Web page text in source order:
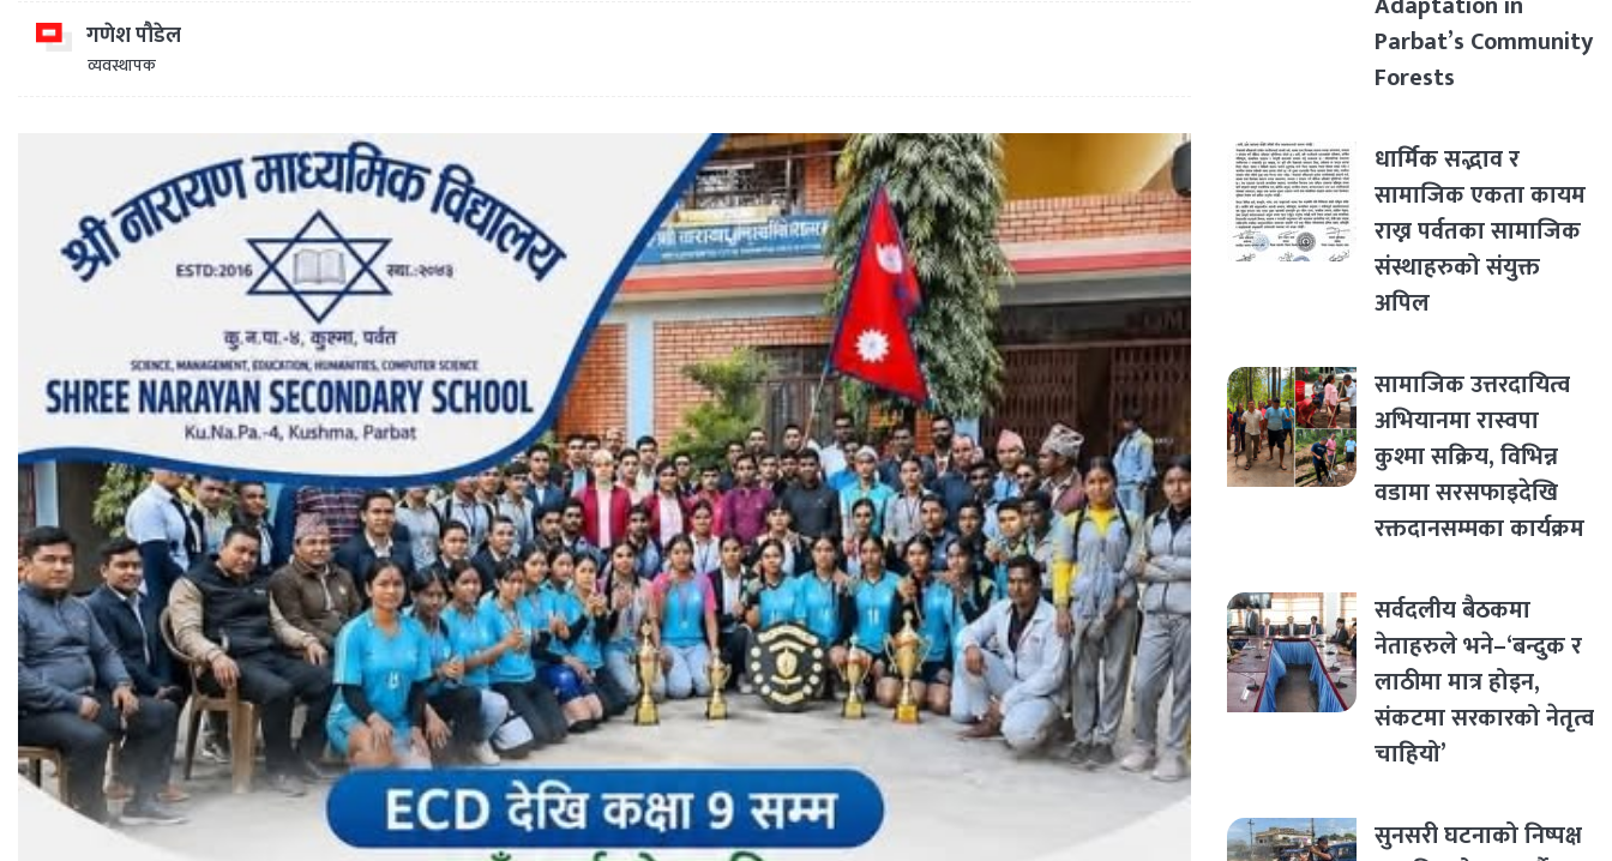
गणेश पौडेल
व्यवस्थापक
Parbat’s Community
Forests
धार्मिक सद्भाव र
सामाजिक एकता कायम
राख्न पर्वतका सामाजिक
संस्थाहरुको संयुक्त
अपिल
सामाजिक उत्तरदायित्व
अभियानमा रास्वपा
कुश्मा सक्रिय, विभिन्न
वडामा सरसफाइदेखि
रक्तदानसम्मका कार्यक्रम
सर्वदलीय बैठकमा
नेताहरुले भने–‘बन्दुक र
लाठीमा मात्र होइन,
संकटमा सरकारको नेतृत्व
चाहियो’
सुनसरी घटनाको निष्पक्ष